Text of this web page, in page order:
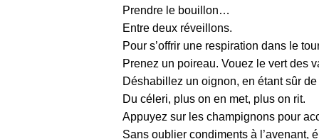
Prendre le bouillon…
Entre deux réveillons.
Pour s’offrir une respiration dans le
Prenez un poireau. Vouez le vert des
Déshabillez un oignon, en étant sûr
Du céleri, plus on en met, plus on rit.
Appuyez sur les champignons pour
Sans oublier condiments à l’avenant,